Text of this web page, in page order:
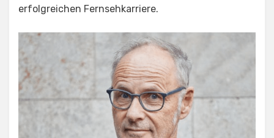
erfolgreichen Fernsehkarriere.